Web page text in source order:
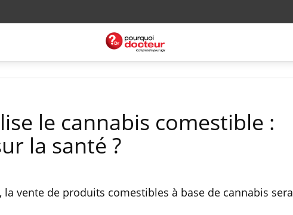
le cannabis comestible :
la santé ?
vente de produits comestibles à base de cannabis sera